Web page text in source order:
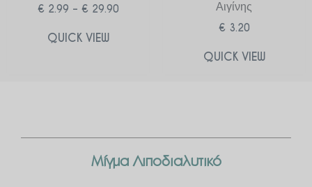
€ 2.99 – € 29.90
QUICK VIEW
Αιγίνης
€ 3.20
QUICK VIEW
Μίγμα Λιποδιαλυτικό